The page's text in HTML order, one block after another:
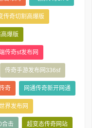
传奇切割高爆版
爆版
传奇sf发布网
传奇手游发布网336sf
奇 网通传奇新开网通
界发布网
合击 超变态传奇网站